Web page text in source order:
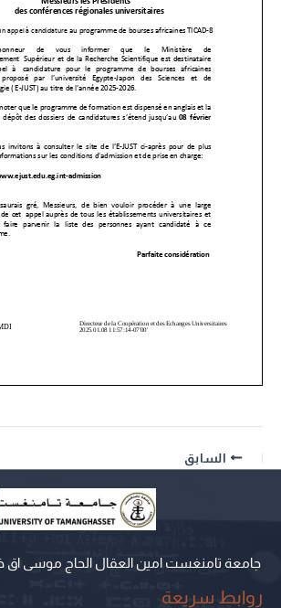
السابق
جامعة تامنغست امين العقال الحاج موسى اق
روابط سريعة